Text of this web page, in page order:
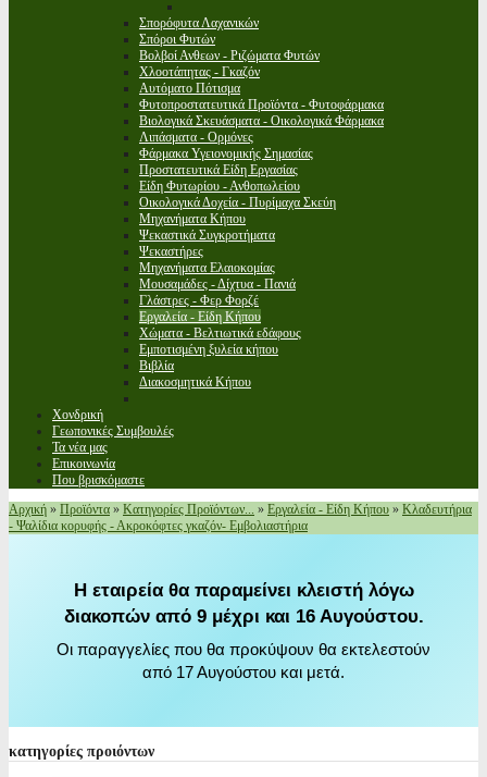
Σπορόφυτα Λαχανικών
Σπόροι Φυτών
Βολβοί Ανθεων - Ριζώματα Φυτών
Χλοοτάπητας - Γκαζόν
Αυτόματο Πότισμα
Φυτοπροστατευτικά Προϊόντα - Φυτοφάρμακα
Βιολογικά Σκευάσματα - Οικολογικά Φάρμακα
Λιπάσματα - Ορμόνες
Φάρμακα Υγειονομικής Σημασίας
Προστατευτικά Είδη Εργασίας
Είδη Φυτωρίου - Ανθοπωλείου
Οικολογικά Δοχεία - Πυρίμαχα Σκεύη
Μηχανήματα Κήπου
Ψεκαστικά Συγκροτήματα
Ψεκαστήρες
Μηχανήματα Ελαιοκομίας
Μουσαμάδες - Δίχτυα - Πανιά
Γλάστρες - Φερ Φορζέ
Εργαλεία - Είδη Κήπου
Χώματα - Βελτιωτικά εδάφους
Εμποτισμένη ξυλεία κήπου
Βιβλία
Διακοσμητικά Κήπου
Χονδρική
Γεωπονικές Συμβουλές
Τα νέα μας
Επικοινωνία
Που βρισκόμαστε
Αρχική » Προϊόντα » Κατηγορίες Προϊόντων... » Εργαλεία - Είδη Κήπου » Κλαδευτήρια
- Ψαλίδια κορυφής - Ακροκόφτες γκαζόν- Εμβολιαστήρια
Η εταιρεία θα παραμείνει κλειστή λόγω
διακοπών από 9 μέχρι και 16 Αυγούστου.
Οι παραγγελίες που θα προκύψουν θα εκτελεστούν
από 17 Αυγούστου και μετά.
κατηγορίες προιόντων